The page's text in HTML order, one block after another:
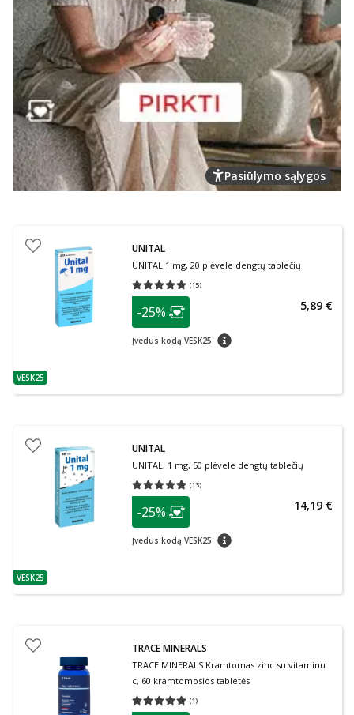
Pasiūlymo sąlygos
patarimas
VESK25
UNITAL
UNITAL 1 mg, 20 plėvele dengtų tablečių
(15)
Vidutinis įvertinimas 5.00
patarimas
Lojalumo klubo narių nuolaida
-25%
Įvedus kodą VESK25 patarimas
5,89 €
patarimas
VESK25
UNITAL
UNITAL, 1 mg, 50 plėvele dengtų tablečių
(13)
Vidutinis įvertinimas 4.85
patarimas
Lojalumo klubo narių nuolaida
-25%
Įvedus kodą VESK25 patarimas
14,19 €
TRACE MINERALS
TRACE MINERALS Kramtomas zinc su vitaminu
c, 60 kramtomosios tabletės
(1)
Vidutinis įvertinimas 5.00